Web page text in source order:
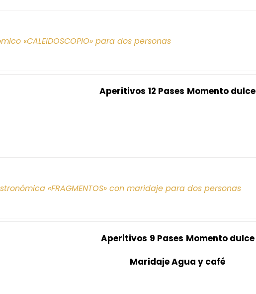
«CALEIDOSCOPIO» para dos personas
Aperitivos 12 Pases Momento dulce
«FRAGMENTOS» con maridaje para dos personas
Aperitivos 9 Pases Momento dulce
Maridaje Agua y café